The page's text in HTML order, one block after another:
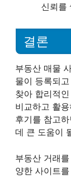
신뢰를
결론
부동산 매물
물이 등록되
찾아 합리적
비교하고 활
후기를 참고
데 큰 도움이
부동산 거래
양한 사이트